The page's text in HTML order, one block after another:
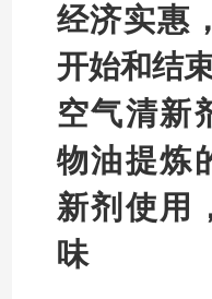
经济实惠
开始和结
空气清新
物油提炼
新剂使用
味